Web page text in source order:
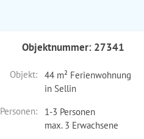
Objektnummer: 27341
Objekt:
44 m² Ferienwohnung
in Sellin
Personen:
1-3 Personen
max. 3 Erwachsene